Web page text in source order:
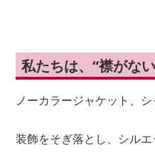
私たちは、“襟がな
ノーカラージャケット、
装飾をそぎ落とし、シルエ